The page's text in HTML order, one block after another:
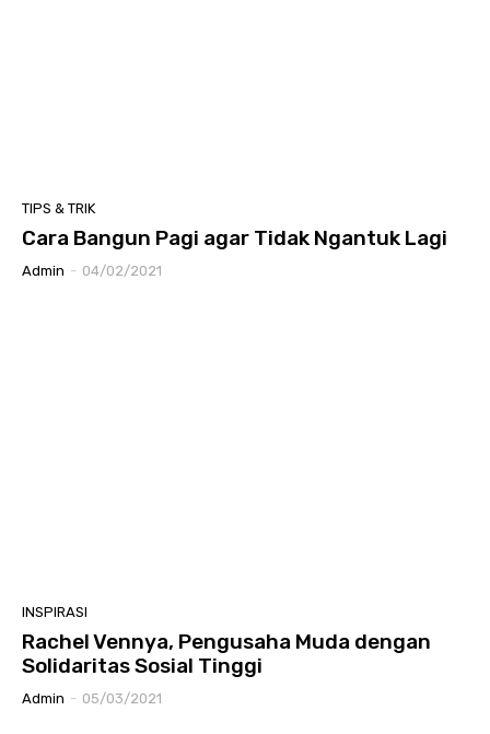
TIPS & TRIK
Cara Bangun Pagi agar Tidak Ngantuk Lagi
Admin - 04/02/2021
INSPIRASI
Rachel Vennya, Pengusaha Muda dengan
Solidaritas Sosial Tinggi
Admin - 05/03/2021